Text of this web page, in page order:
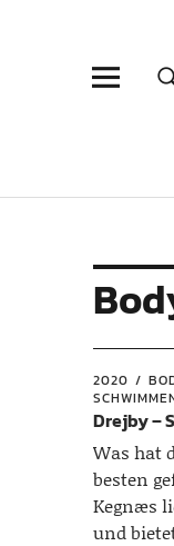
2020
Drejby –
Was hat
besten
Kegnæs
und